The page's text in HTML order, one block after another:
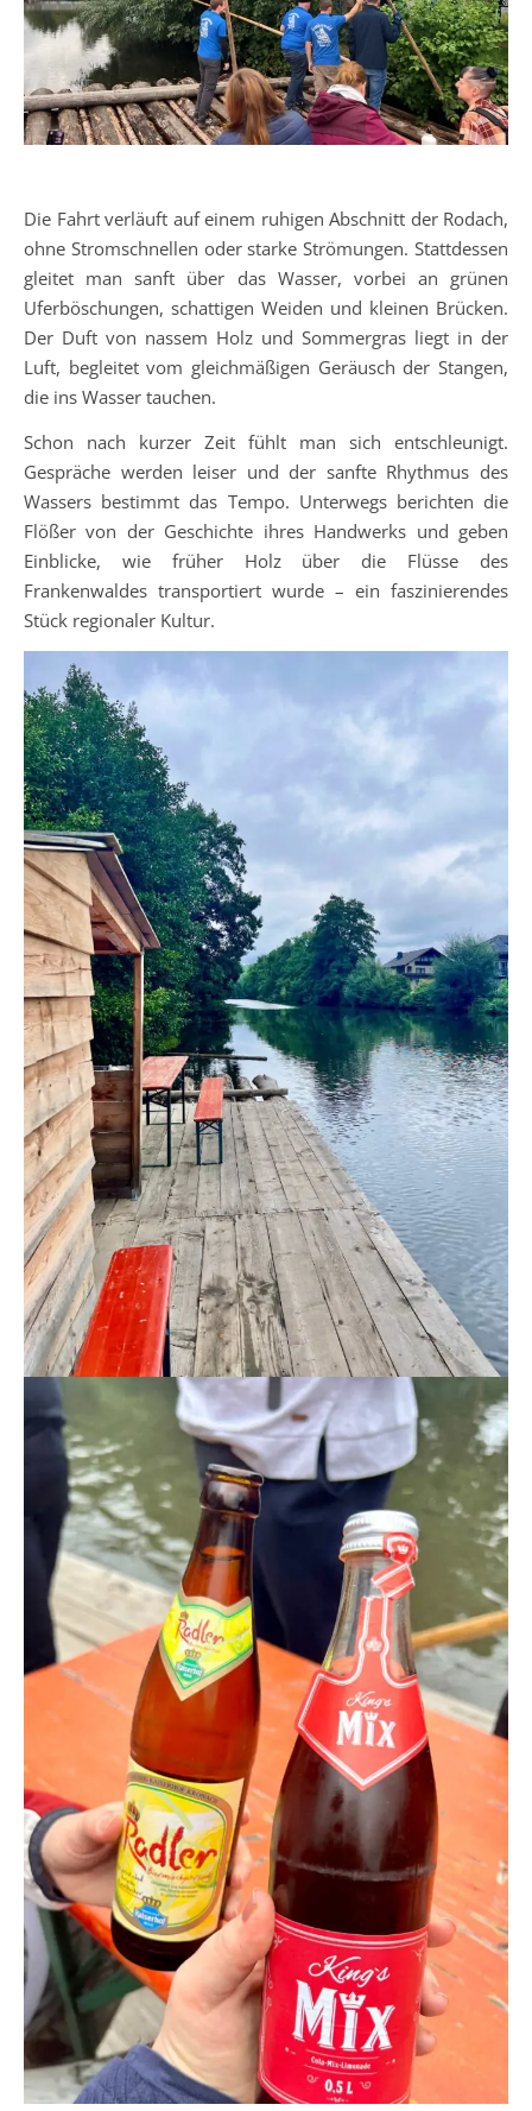
Die Fahrt verläuft auf einem ruhigen Abschnitt der Rodach,
ohne Stromschnellen oder starke Strömungen. Stattdessen
gleitet man sanft über das Wasser, vorbei an grünen
Uferböschungen, schattigen Weiden und kleinen Brücken.
Der Duft von nassem Holz und Sommergras liegt in der
Luft, begleitet vom gleichmäßigen Geräusch der Stangen,
die ins Wasser tauchen.
Schon nach kurzer Zeit fühlt man sich entschleunigt.
Gespräche werden leiser und der sanfte Rhythmus des
Wassers bestimmt das Tempo. Unterwegs berichten die
Flößer von der Geschichte ihres Handwerks und geben
Einblicke, wie früher Holz über die Flüsse des
Frankenwaldes transportiert wurde – ein faszinierendes
Stück regionaler Kultur.